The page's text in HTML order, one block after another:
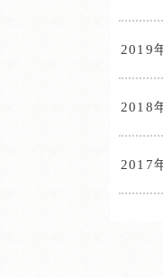
2019
2018
2017